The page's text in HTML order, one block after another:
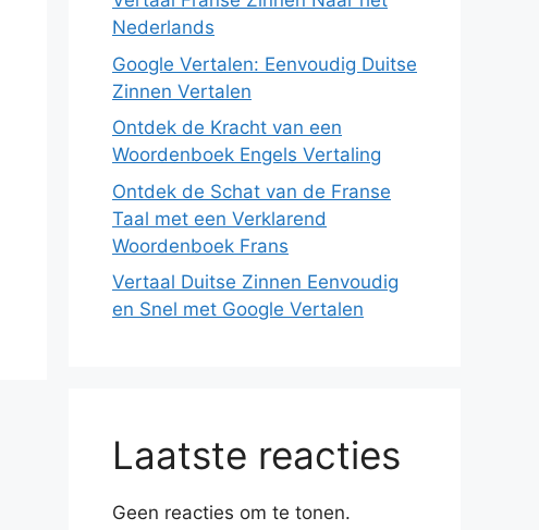
Nederlands
Google Vertalen: Eenvoudig Duitse
Zinnen Vertalen
Ontdek de Kracht van een
Woordenboek Engels Vertaling
Ontdek de Schat van de Franse
Taal met een Verklarend
Woordenboek Frans
Vertaal Duitse Zinnen Eenvoudig
en Snel met Google Vertalen
Laatste reacties
Geen reacties om te tonen.